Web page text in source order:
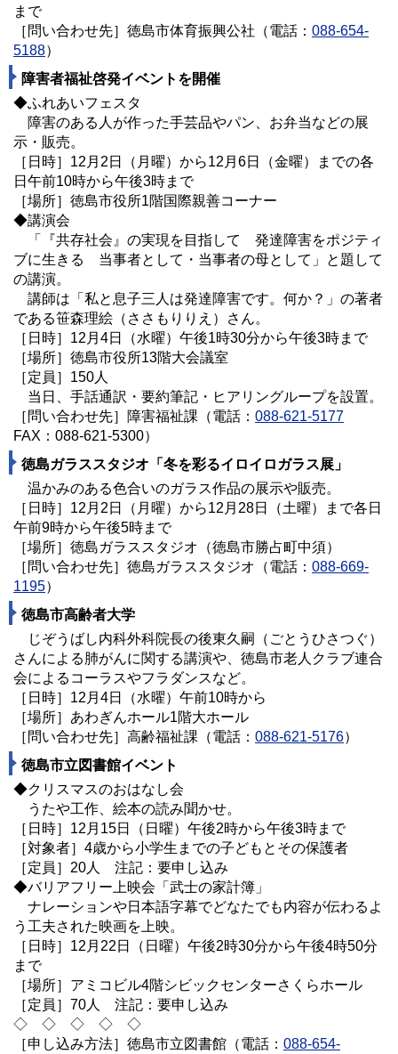
まで
［問い合わせ先］徳島市体育振興公社（電話： 088-654-
5188）
障害者福祉啓発イベントを開催
◆ふれあいフェスタ
障害のある人が作った手芸品やパン、お弁当などの展
示・販売。
［日時］12月2日（月曜）から12月 6日（金曜）までの各
日午前10時から午後3時まで
［場所］徳島市役所1階国際親善コーナー
◆講演会
「『共存社会』の実現を目指して 発達障害をポジティ
ブに生きる 当事者として・当事者の母として」と題して
の講演。
講師は「私と息子三人は発達障害です。何か？」の著者
である笹森理絵（ささもりりえ）さん。
［日時］12月4日（水曜）午後1時30分から午後3時まで
［場所］徳島市役所13階大会議室
［定員］150人
当日、手話通訳・要約筆記・ヒアリングループを設置。
［問い合わせ先］障害福祉課（電話： 088-621-5177
FAX：088-621-5300）
徳島ガラススタジオ「冬を彩るイロイロガラス展」
温かみのある色合いのガラス作品の展示や販売。
［日時］12月2日（月曜）から12月 28日（土曜）まで各日
午前9時から午後5時まで
［場所］徳島ガラススタジオ（徳島市勝占町中須）
［問い合わせ先］徳島ガラススタジオ（電話： 088-669-
1195）
徳島市高齢者大学
じぞうばし内科外科院長の後東久嗣（ごとうひさつぐ）
さんによる肺がんに関する講演や、徳島市老人クラブ連合
会によるコーラスやフラダンスなど。
［日時］12月4日（水曜）午前10時から
［場所］あわぎんホール1階大ホール
［問い合わせ先］高齢福祉課（電話： 088-621-5176）
徳島市立図書館イベント
◆クリスマスのおはなし会
うたや工作、絵本の読み聞かせ。
［日時］12月15日（日曜）午後2時から午後3時まで
［対象者］4歳から小学生までの子どもとその保護者
［定員］20人 注記：要申し込み
◆バリアフリー上映会「武士の家計簿」
ナレーションや日本語字幕でどなたでも内容が伝わるよ
う工夫された映画を上映。
［日時］12月22日（日曜）午後2時30分から午後4時50分
まで
［場所］アミコビル4階シビックセンターさくらホール
［定員］70人 注記：要申し込み
◇ ◇ ◇ ◇ ◇
［申し込み方法］徳島市立図書館（電話： 088-654-